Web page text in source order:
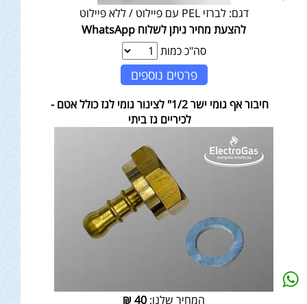
דגם: לברזי PEL עם פיילוט / ללא פיילוט
להצעת מחיר ניתן לשלוח WhatsApp
סה"כ כמות
פרטים נוספים
חיבור אף גומי ישר 1/2" לצינור גומי לגז כולל אטם -
לכיריים גז ביתי
המחיר שלנו: 40
₪